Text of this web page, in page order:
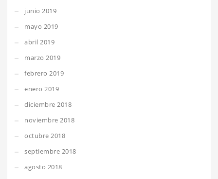
junio 2019
mayo 2019
abril 2019
marzo 2019
febrero 2019
enero 2019
diciembre 2018
noviembre 2018
octubre 2018
septiembre 2018
agosto 2018